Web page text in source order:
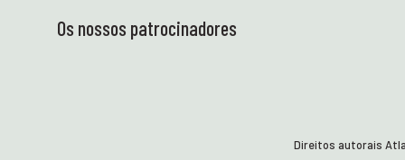
Os nossos patrocinadores
Direitos autorais